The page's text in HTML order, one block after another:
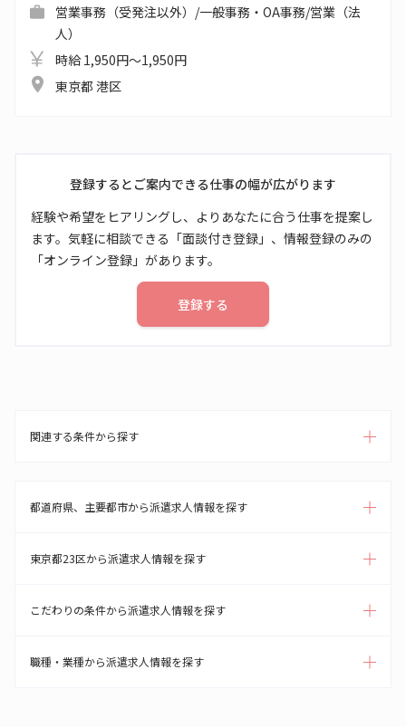
営業事務（受発注以外）/一般事務・OA事務/営業（法
人）
時給 1,950円～1,950円
東京都 港区
登録するとご案内できる仕事の幅が広がります
経験や希望をヒアリングし、よりあなたに合う仕事を提案し
ます。気軽に相談できる「面談付き登録」、情報登録のみの
「オンライン登録」があります。
登録する
関連する条件から探す
都道府県、主要都市から派遣求人情報を探す
東京都23区から派遣求人情報を探す
こだわりの条件から派遣求人情報を探す
職種・業種から派遣求人情報を探す